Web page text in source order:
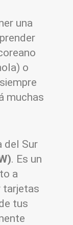
una
o
muchas
del Sur
. Es un
a
tarjetas
tus